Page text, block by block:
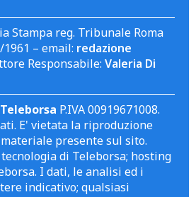
Stampa reg. Tribunale Roma
– email: redazione
Responsabile: Valeria Di
P.IVA 00919671008.
E' vietata la riproduzione
presente sul sito.
di Teleborsa; hosting
I dati, le analisi ed i
indicativo; qualsiasi